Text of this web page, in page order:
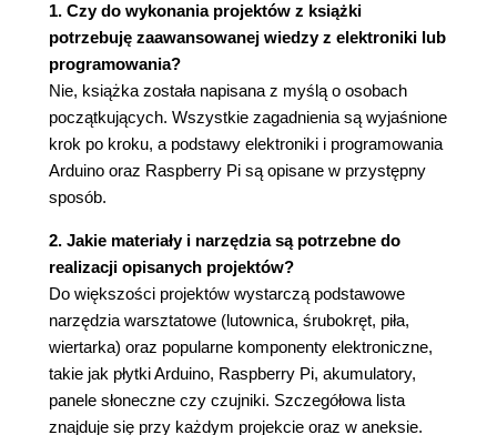
Prąd przemienny o wysokim napięciu (37)
Ogniwa i akumulatory (38)
Ogniwa jednokrotnego użytku (38)
Akumulatory (38)
Ładowanie akumulatora (39)
Projekt 1. Ładowanie za pomocą energii
słonecznej (39)
Sterowniki ładowania (40)
Czego będziesz potrzebował? (41)
Konstrukcja (42)
Ładowanie akumulatora za pomocą energii
słonecznej (47)
Projekt 2. Generator rowerowy (48)
Czego będziesz potrzebował? (49)
Konstrukcja (49)
1. Czy do wykonania projektów z książki
potrzebuję zaawansowanej wiedzy z elektroniki lub
programowania?
Nie, książka została napisana z myślą o osobach
początkujących. Wszystkie zagadnienia są wyjaśnione
krok po kroku, a podstawy elektroniki i programowania
Arduino oraz Raspberry Pi są opisane w przystępny
sposób.
2. Jakie materiały i narzędzia są potrzebne do
realizacji opisanych projektów?
Do większości projektów wystarczą podstawowe
narzędzia warsztatowe (lutownica, śrubokręt, piła,
wiertarka) oraz popularne komponenty elektroniczne,
takie jak płytki Arduino, Raspberry Pi, akumulatory,
panele słoneczne czy czujniki. Szczegółowa lista
znajduje się przy każdym projekcie oraz w aneksie.